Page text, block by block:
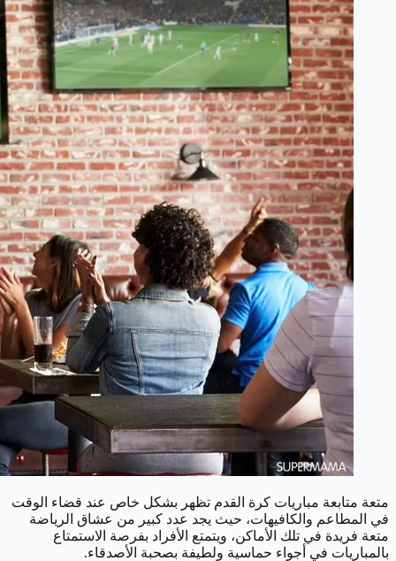
متعة متابعة مباريات كرة القدم تظهر بشكل خاص عند قضاء الوقت
في المطاعم والكافيهات، حيث يجد عدد كبير من عشاق الرياضة
متعة فريدة في تلك الأماكن، ويتمتع الأفراد بفرصة الاستمتاع
بالمباريات في أجواء حماسية ولطيفة بصحبة الأصدقاء.